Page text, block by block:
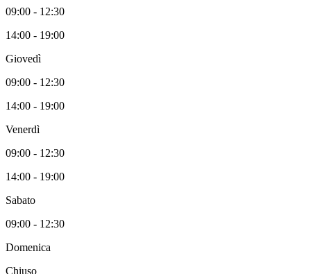
09:00 - 12:30
14:00 - 19:00
Giovedì
09:00 - 12:30
14:00 - 19:00
Venerdì
09:00 - 12:30
14:00 - 19:00
Sabato
09:00 - 12:30
Domenica
Chiuso